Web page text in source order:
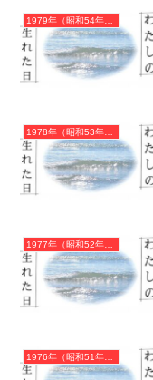
1979年（昭和54年）己未（つちのとひつじ）・未年（ひつじ年）カレンダー（月曜はじまり）
1978年（昭和53年）戊午（つちのえうま）・午年（うま年）カレンダー（月曜はじまり）
1977年（昭和52年）丁巳（ひのとみ）・巳年（へび年）カレンダー（月曜はじまり）
1976年（昭和51年）丙辰（ひのえたつ）・辰年（たつ年）カレンダー（月曜はじまり）